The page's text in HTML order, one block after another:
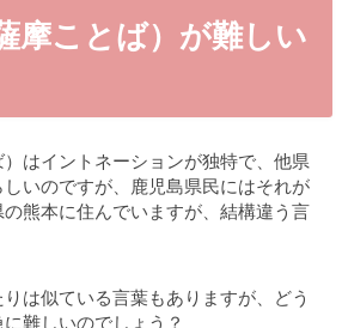
摩ことば）が難しい
はイントネーションが独特で、他県
いのですが、鹿児島県民にはそれが
熊本に住んでいますが、結構違う言
は似ている言葉もありますが、どう
難しいのでしょう？